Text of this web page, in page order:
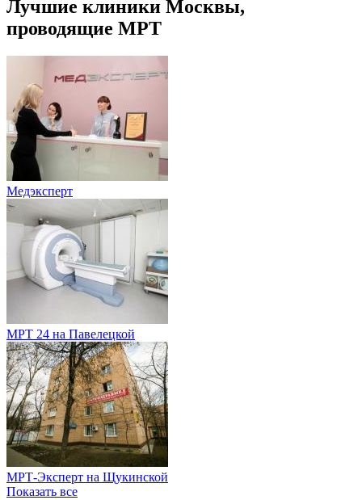
Лучшие клиники Москвы,
проводящие МРТ
Медэксперт
МРТ 24 на Павелецкой
МРТ-Эксперт на Щукинской
Показать все